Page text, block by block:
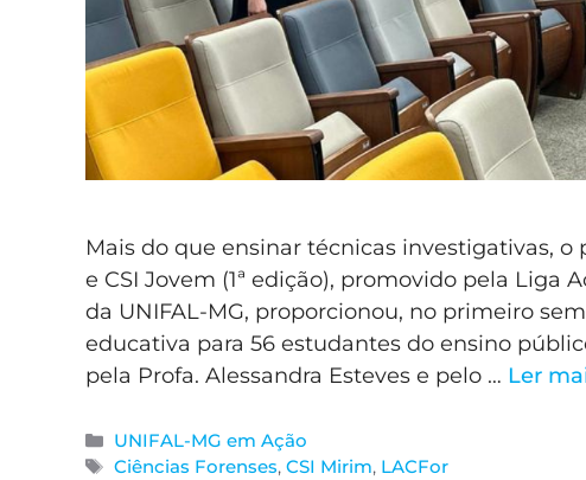
Mais do que ensinar técnicas investigativas, o
e CSI Jovem (1ª edição), promovido pela Liga
da UNIFAL-MG, proporcionou, no primeiro
educativa para 56 estudantes do ensino
pela Profa. Alessandra Esteves e pelo … Ler
UNIFAL-MG em Ação
Ciências Forenses,CSI Mirim, LACFor